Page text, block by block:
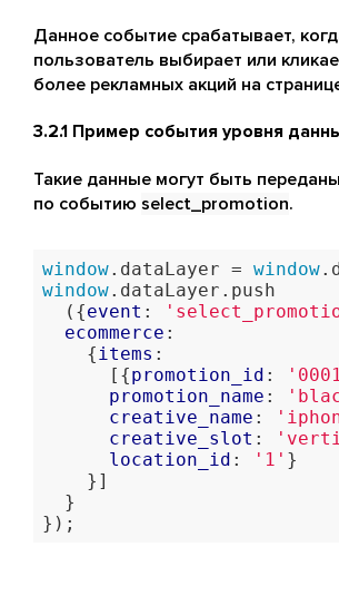
Данное событие срабатывает,
пользователь выбирает или
более рекламных акций на
3.2.1 Пример события уровня
Такие данные могут быть
по событию select_promotion.
window.dataLayer = window
window.dataLayer.push
  ({
event :
ecommerce :
    {
items :
      [{
promotion_id :
promotion_name :
creative_name :
creative_slot :
location_id : '1' }
    }]
  }
});